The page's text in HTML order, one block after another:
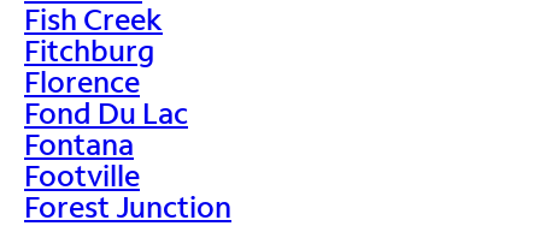
Fish Creek
Fitchburg
Florence
Fond Du Lac
Fontana
Footville
Forest Junction